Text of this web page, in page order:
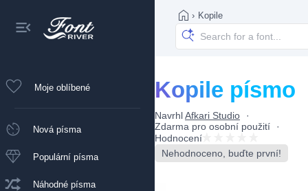
Moje oblíbené
Nová písma
Populární písma
Náhodné písma
› Kopile
Kopile písmo
NavrhlAfkari Studio
Zdarma pro osobní použití
Hodnocení
Nehodnoceno, buďte první!